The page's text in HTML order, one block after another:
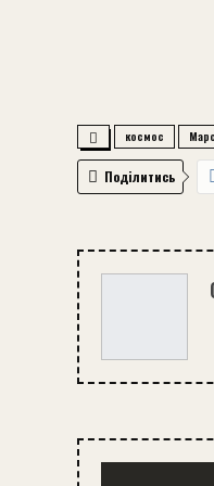
космос Марс
Поділитись